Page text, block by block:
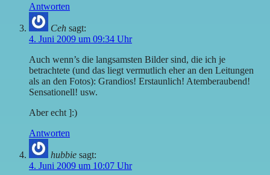
Antworten
Ceh sagt:
4. Juni 2009 um 09:34 Uhr
Auch wenn’s die langsamsten Bilder sind, die ich je
betrachtete (und das liegt vermutlich eher an den Leitungen
als an den Fotos): Grandios! Erstaunlich! Atemberaubend!
Sensationell! usw.
Aber echt ]:)
Antworten
hubbie sagt:
4. Juni 2009 um 10:07 Uhr